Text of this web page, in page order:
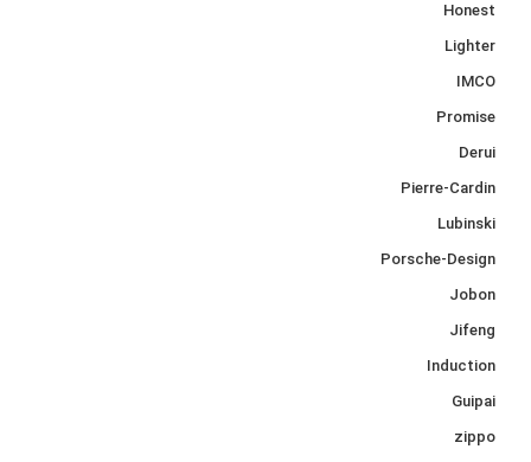
Honest
Lighter
IMCO
Promise
Derui
Pierre-Cardin
Lubinski
Porsche-Design
Jobon
Jifeng
Induction
Guipai
zippo